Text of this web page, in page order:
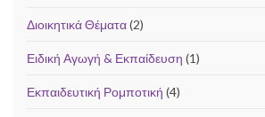
Διοικητικά Θέματα(2)
Ειδική Αγωγή & Εκπαίδευση (1)
Εκπαιδευτική Ρομποτική (4)